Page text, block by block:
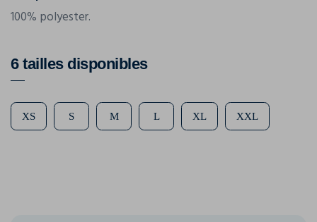
100% polyester.
6 tailles disponibles
XS S M L XL XXL